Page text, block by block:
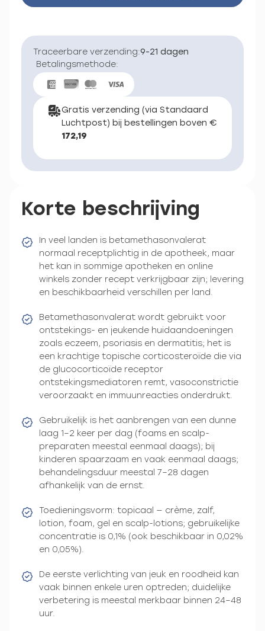
Traceerbare verzending:9-21 dagen
Betalingsmethode:
Gratis verzending (via Standaard
Luchtpost) bij bestellingen boven €
172,19
Korte beschrijving
In veel landen is betamethasonvalerat
normaal receptplichtig in de apotheek, maar
het kan in sommige apotheken en online
winkels zonder recept verkrijgbaar zijn; levering
en beschikbaarheid verschillen per land.
Betamethasonvalerat wordt gebruikt voor
ontstekings- en jeukende huidaandoeningen
zoals eczeem, psoriasis en dermatitis; het is
een krachtige topische corticosteroïde die via
de glucocorticoïde receptor
ontstekingsmediatoren remt, vasoconstrictie
veroorzaakt en immuunreacties onderdrukt.
Gebruikelijk is het aanbrengen van een dunne
laag 1–2 keer per dag (foams en scalp-
preparaten meestal eenmaal daags); bij
kinderen spaarzaam en vaak eenmaal daags;
behandelingsduur meestal 7–28 dagen
afhankelijk van de ernst.
Toedieningsvorm: topicaal — crème, zalf,
lotion, foam, gel en scalp-lotions; gebruikelijke
concentratie is 0,1% (ook beschikbaar in 0,02%
en 0,05%).
De eerste verlichting van jeuk en roodheid kan
vaak binnen enkele uren optreden; duidelijke
verbetering is meestal merkbaar binnen 24–48
uur.